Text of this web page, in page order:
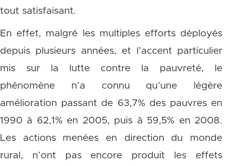
tout satisfaisant.
En effet, malgré les multiples efforts déployés
depuis plusieurs années, et l’accent particulier
mis sur la lutte contre la pauvreté, le
phénomène n’a connu qu’une légère
amélioration passant de 63,7% des pauvres en
1990 à 62,1% en 2005, puis à 59,5% en 2008.
Les actions menées en direction du monde
rural, n’ont pas encore produit les effets